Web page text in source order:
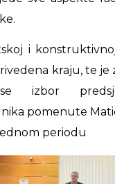
i
kraju, te je
izbor
pomenute
periodu